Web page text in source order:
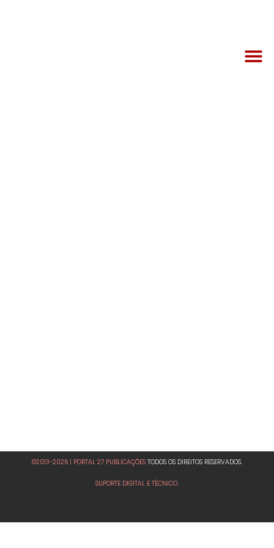
©2013-2026 | PORTAL 27 PUBLICAÇÕES TODOS OS DIREITOS RESERVADOS.
SUPORTE DIGITAL E TÉCNICO: